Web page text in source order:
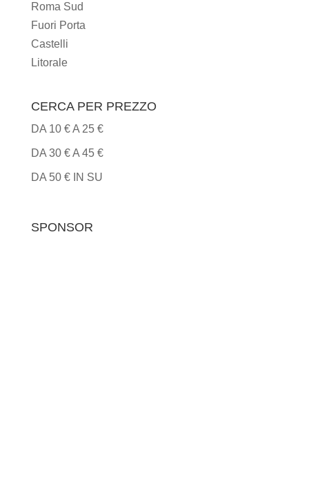
Roma Sud
Fuori Porta
Castelli
Litorale
CERCA PER PREZZO
DA 10 € A 25 €
DA 30 € A 45 €
DA 50 € IN SU
SPONSOR